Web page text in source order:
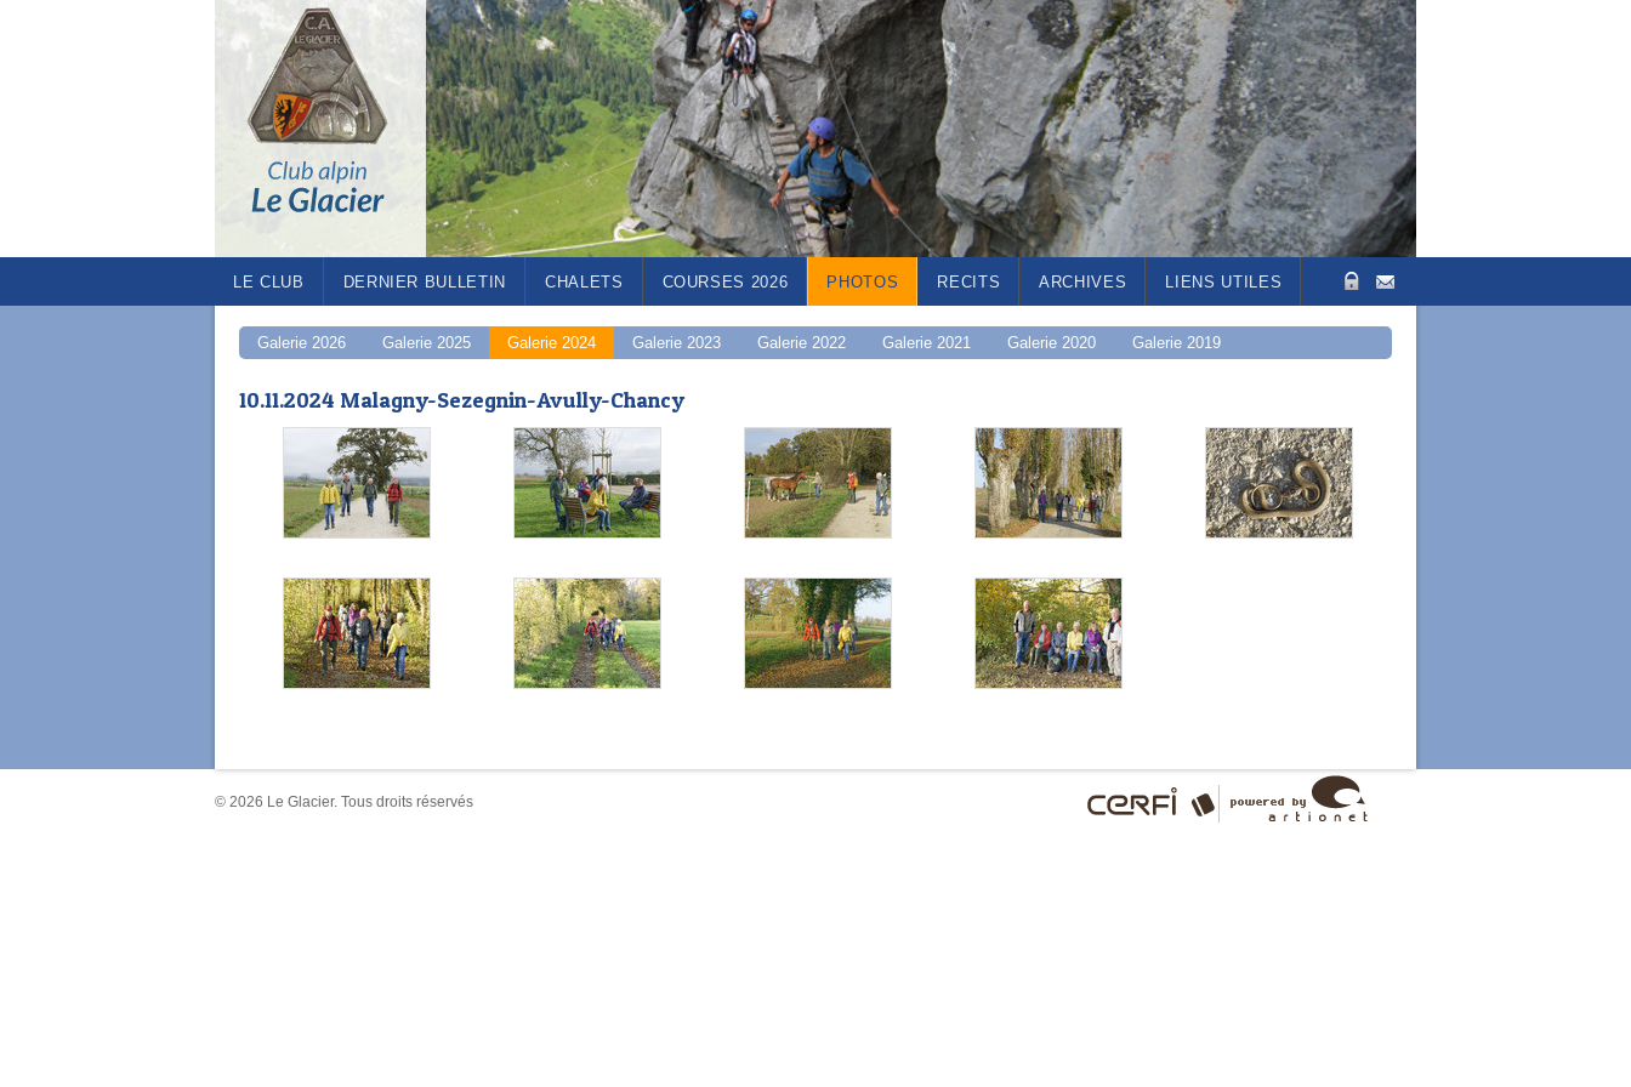
LE CLUB DERNIER BULLETIN CHALETS COURSES 2026 PHOTOS RECITS ARCHIVES LIENS UTILES
Galerie 2026 Galerie 2025 Galerie 2024 Galerie 2023 Galerie 2022 Galerie 2021 Galerie 2020 Galerie 2019
10.11.2024 Malagny-Sezegnin-Avully-Chancy
© 2026 Le Glacier. Tous droits réservés